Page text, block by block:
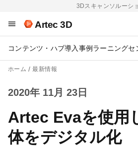
3Dスキャンソルーシ
Artec 3D
コンテンツ・ハブ導入事例 ラーニングセ
ホーム 最新情報
2020年 11月 23日
Artec Evaを使用
体をデジタル化